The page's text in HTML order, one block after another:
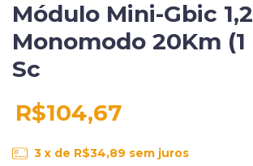
Módulo Mini-Gbic
Monomodo 20Km (1
Sc
R$104,67
3 x de R$34,89 sem juros